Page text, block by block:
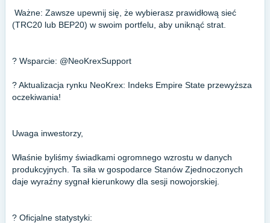
️ Ważne: Zawsze upewnij się, że wybierasz prawidłową sieć
(TRC20 lub BEP20) w swoim portfelu, aby uniknąć strat.
?️ Wsparcie: @NeoKrexSupport
? Aktualizacja rynku NeoKrex: Indeks Empire State przewyższa
oczekiwania!
Uwaga inwestorzy,
Właśnie byliśmy świadkami ogromnego wzrostu w danych
produkcyjnych. Ta siła w gospodarce Stanów Zjednoczonych
daje wyraźny sygnał kierunkowy dla sesji nowojorskiej.
? Oficjalne statystyki: